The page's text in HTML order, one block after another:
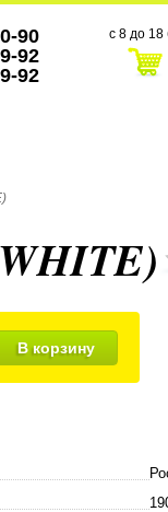
90
92
92
с 8 до 18
В корзину